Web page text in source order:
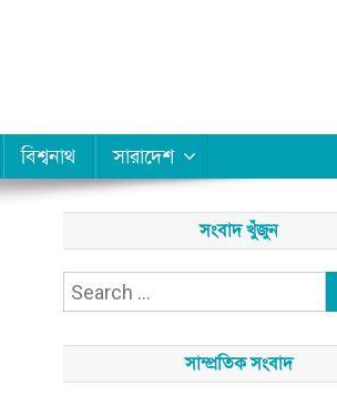
বিশ্বনাথ সারাদেশ
সংবাদ খুঁজুন
সাম্প্রতিক সংবাদ